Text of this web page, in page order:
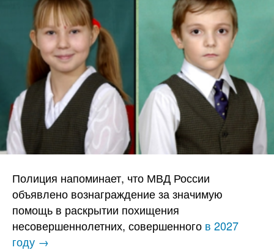
Полиция напоминает, что МВД России
объявлено вознаграждение за значимую
помощь в раскрытии похищения
несовершеннолетних, совершенного в 2027
году →